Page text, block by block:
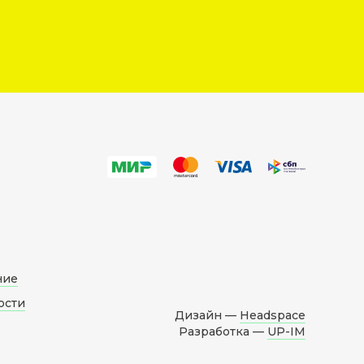
Дизайн — Headspace
Разработка — UP-IM